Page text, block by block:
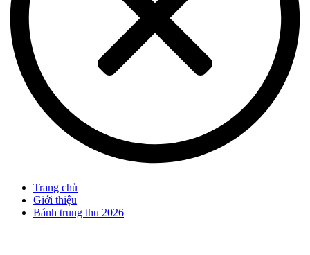
Trang chủ
Giới thiệu
Bánh trung thu 2026